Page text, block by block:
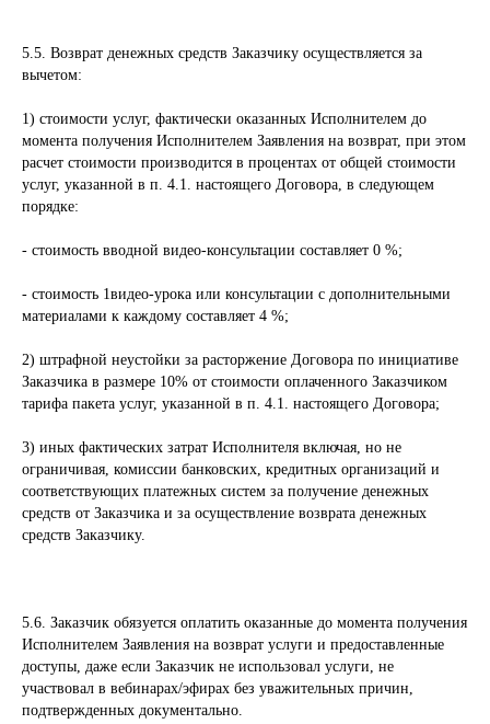
5.5. Возврат денежных средств Заказчику осуществляется за
вычетом:
1) стоимости услуг, фактически оказанных Исполнителем до
момента получения Исполнителем Заявления на возврат, при этом
расчет стоимости производится в процентах от общей стоимости
услуг, указанной в п. 4.1. настоящего Договора, в следующем
порядке:
- стоимость вводной видео-консультации составляет 0 %;
- стоимость 1видео-урока или консультации с дополнительными
материалами к каждому составляет 4 %;
2) штрафной неустойки за расторжение Договора по инициативе
Заказчика в размере 10% от стоимости оплаченного Заказчиком
тарифа пакета услуг, указанной в п. 4.1. настоящего Договора;
3) иных фактических затрат Исполнителя включая, но не
ограничивая, комиссии банковских, кредитных организаций и
соответствующих платежных систем за получение денежных
средств от Заказчика и за осуществление возврата денежных
средств Заказчику.
5.6. Заказчик обязуется оплатить оказанные до момента получения
Исполнителем Заявления на возврат услуги и предоставленные
доступы, даже если Заказчик не использовал услуги, не
участвовал в вебинарах/эфирах без уважительных причин,
подтвержденных документально.